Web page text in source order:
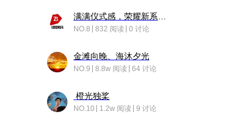
NO.8 832 阅读 0 讨论
金滩向晚、海沐夕光
NO.9 8.8w 阅读 64 讨论
橙光独桨
NO.10 1.2w 阅读 9 讨论